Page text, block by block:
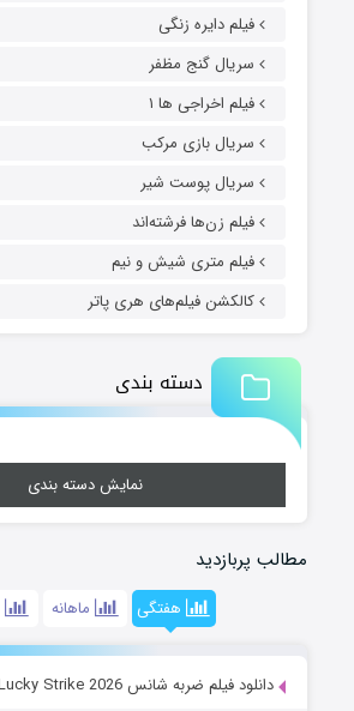
فیلم دایره زنگی
سریال گنج مظفر
فیلم اخراجی ها ۱
سریال بازی مرکب
سریال پوست شیر
فیلم زن‌ها فرشته‌اند
فیلم متری شیش و نیم
کالکشن فیلم‌های هری پاتر
دسته بندی
نمایش دسته بندی
مطالب پربازدید
هفتگی ماهانه
دانلود فیلم ضربه شانس Lucky Strike 2026